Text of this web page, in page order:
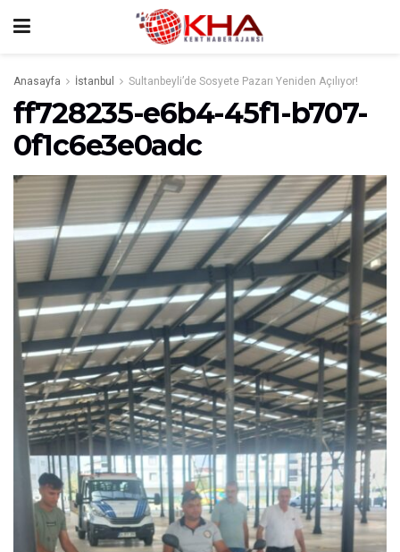
Anasayfa İstanbul Sultanbeyli’de Sosyete Pazarı Yeniden Açılıyor!
ff728235-e6b4-45f1-b707-
0f1c6e3e0adc